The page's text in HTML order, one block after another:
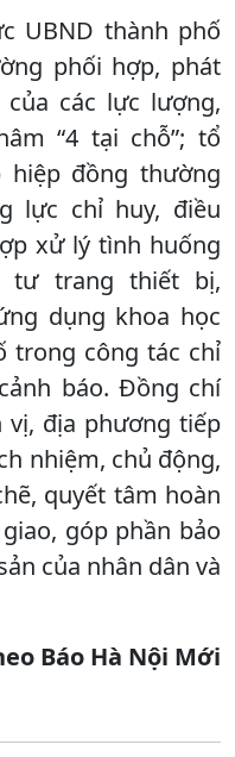
UBND thành phố
phối hợp, phát
các lực lượng,
“4 tại chỗ”; tổ
hiệp đồng thường
lực chỉ huy, điều
xử lý tình huống
tư trang thiết bị,
dụng khoa học
trong công tác chỉ
báo. Đồng chí
vị, địa phương tiếp
nhiệm, chủ động,
quyết tâm hoàn
góp phần bảo
của nhân dân và
Báo Hà Nội Mới